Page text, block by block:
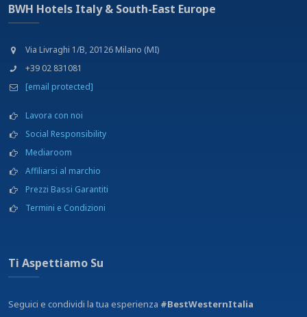
BWH Hotels Italy & South-East Europe
Via Livraghi 1/B, 20126 Milano (MI)
+39 02 831081
[email protected]
Lavora con noi
Social Responsibility
Mediaroom
Affiliarsi al marchio
Prezzi Bassi Garantiti
Termini e Condizioni
Ti Aspettiamo Su
Seguici e condividi la tua esperienza #BestWesternItalia